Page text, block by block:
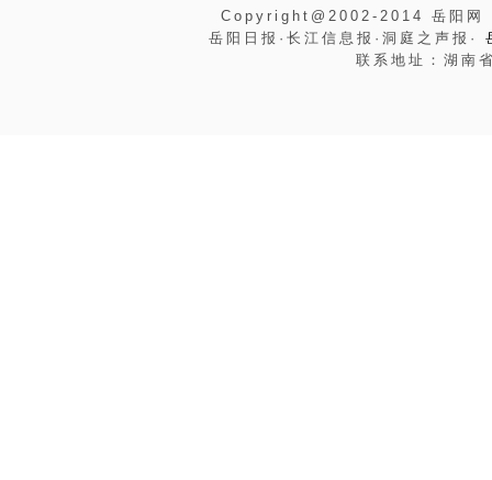
Copyright@2002-2014 岳阳
岳阳日报·长江信息报·洞庭之声报·
联系地址：湖南